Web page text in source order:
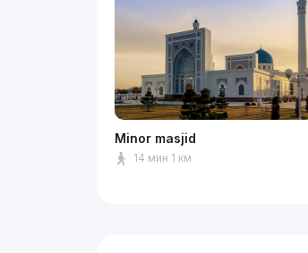
Minor masjid
14 мин 1 км